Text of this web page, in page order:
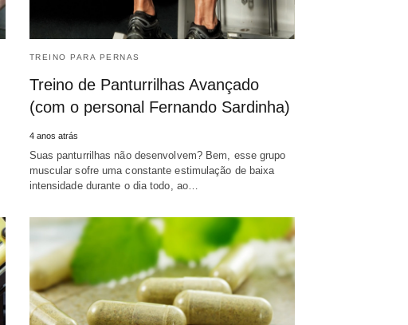
TREINO PARA PERNAS
Treino de Panturrilhas Avançado
(com o personal Fernando Sardinha)
4 anos atrás
Suas panturrilhas não desenvolvem? Bem, esse grupo
muscular sofre uma constante estimulação de baixa
intensidade durante o dia todo, ao…